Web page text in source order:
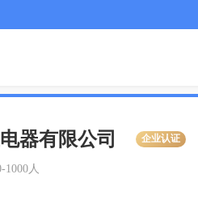
器有限公司 企业认证
1000人